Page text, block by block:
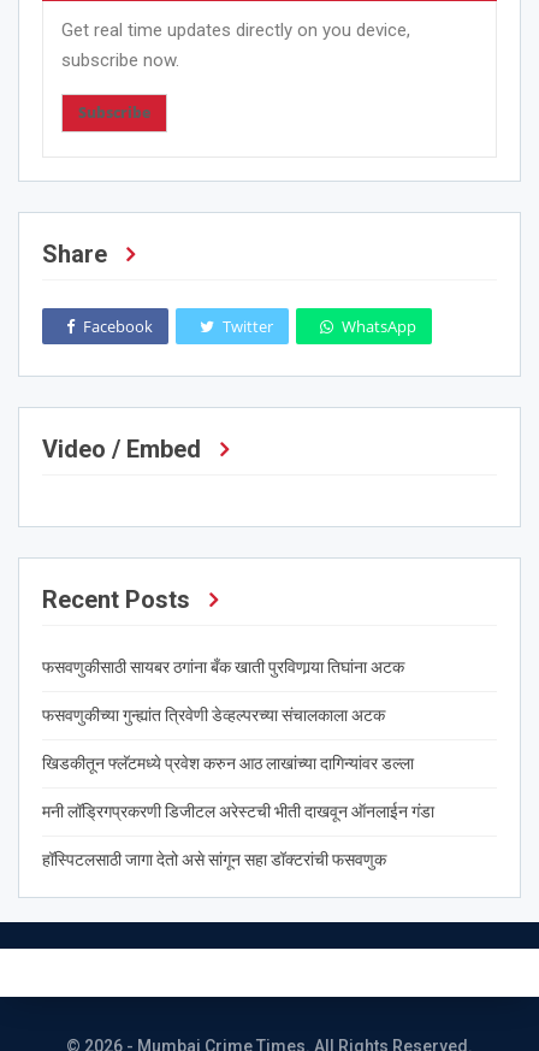
Get real time updates directly on you device,
subscribe now.
Subscribe
Share
Facebook Twitter WhatsApp
Video / Embed
Recent Posts
फसवणुकीसाठी सायबर ठगांना बँक खाती पुरविणार्‍या तिघांना अटक
फसवणुकीच्या गुन्ह्यांत त्रिवेणी डेव्हल्परच्या संचालकाला अटक
खिडकीतून फ्लॅटमध्ये प्रवेश करुन आठ लाखांच्या दागिन्यांवर डल्ला
मनी लॉड्रिगप्रकरणी डिजीटल अरेस्टची भीती दाखवून ऑनलाईन गंडा
हॉस्पिटलसाठी जागा देतो असे सांगून सहा डॉक्टरांची फसवणुक
© 2026 - Mumbai Crime Times. All Rights Reserved.